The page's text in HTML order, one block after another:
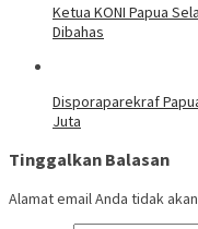
Ketua KONI Papua
Dibahas
Disporaparekraf
Juta
Tinggalkan Balasan
Alamat email Anda tidak